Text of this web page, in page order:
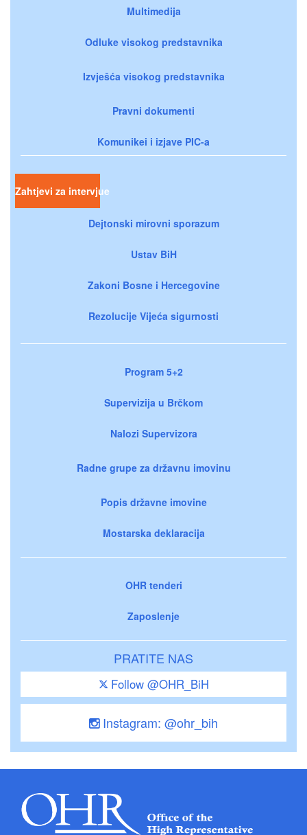
Multimedija
Odluke visokog predstavnika
Izvješća visokog predstavnika
Pravni dokumenti
Komunikei i izjave PIC-a
Zahtjevi za intervjue
Dejtonski mirovni sporazum
Ustav BiH
Zakoni Bosne i Hercegovine
Rezolucije Vijeća sigurnosti
Program 5+2
Supervizija u Brčkom
Nalozi Supervizora
Radne grupe za državnu imovinu
Popis državne imovine
Mostarska deklaracija
OHR tenderi
Zaposlenje
PRATITE NAS
Follow @OHR_BiH
Instagram: @ohr_bih